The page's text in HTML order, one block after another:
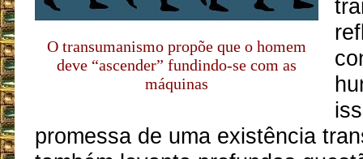
O transumanismo propõe que o homem
deve “ascender” fundindo-se com as
máquinas
promessa de uma existência